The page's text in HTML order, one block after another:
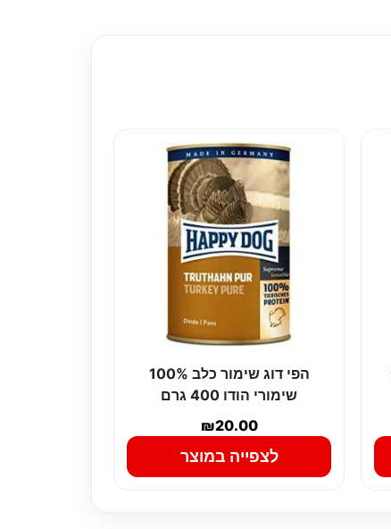
הפי דוג שימור כלב 100%
שימורי הודו 400 גרם
₪20.00
לצפייה במוצר